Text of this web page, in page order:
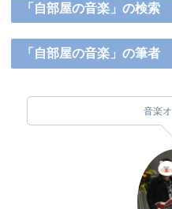
「自部屋の音楽」の検索
「自部屋の音楽」の筆者
音楽